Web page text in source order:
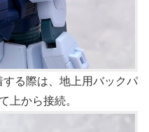
る際は、地上用バックパ
上から接続。